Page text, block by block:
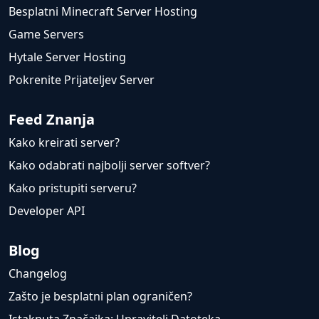
Besplatni Minecraft Server Hosting
Game Servers
Hytale Server Hosting
Pokrenite Prijateljev Server
Feed Znanja
Kako kreirati server?
Kako odabrati najbolji server softver?
Kako pristupiti serveru?
Developer API
Blog
Changelog
Zašto je besplatni plan ograničen?